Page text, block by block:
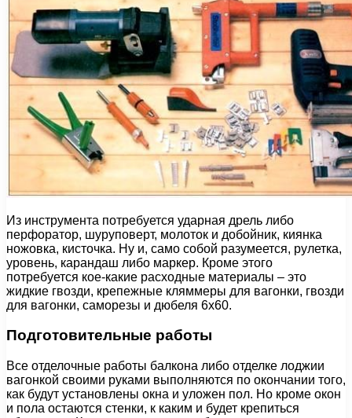
Из инструмента потребуется ударная дрель либо
перфоратор, шуруповерт, молоток и добойник, киянка
ножовка, кисточка. Ну и, само собой разумеется, рулетка,
уровень, карандаш либо маркер. Кроме этого
потребуется кое-какие расходные материалы – это
жидкие гвозди, крепежные кляммеры для вагонки, гвозди
для вагонки, саморезы и дюбеля 6х60.
Подготовительные работы
Все отделочные работы балкона либо отделке лоджии
вагонкой своими руками выполняются по окончании того,
как будут установлены окна и уложен пол. Но кроме окон
и пола остаются стенки, к каким и будет крепиться